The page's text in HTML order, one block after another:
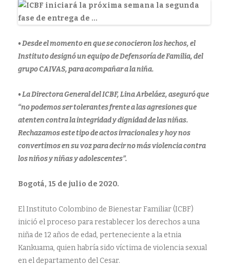
• Desde el momento en que se conocieron los hechos, el
Instituto designó un equipo de Defensoría de Familia, del
grupo CAIVAS, para acompañar a la niña.
• La Directora General del ICBF, Lina Arbeláez, aseguró que
“no podemos ser tolerantes frente a las agresiones que
atenten contra la integridad y dignidad de las niñas.
Rechazamos este tipo de actos irracionales y hoy nos
convertimos en su voz para decir no más violencia contra
los niños y niñas y adolescentes”.
Bogotá, 15 de julio de 2020.
El Instituto Colombino de Bienestar Familiar (ICBF)
inició el proceso para restablecer los derechos a una
niña de 12 años de edad, perteneciente a la etnia
Kankuama, quien habría sido víctima de violencia sexual
en el departamento del Cesar.